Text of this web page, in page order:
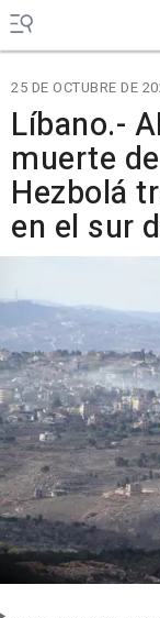
25 DE OCTUBRE DE
Líbano.-
muerte
Hezbolá
en el sur